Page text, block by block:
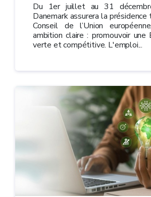
Du 1er juillet au 31
Danemark assurera la présidence
Conseil de l’Union
ambition claire : promouvoir une
verte et compétitive. L'emploi...